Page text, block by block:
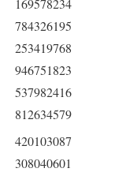
784326195
253419768
946751823
537982416
812634579
420103087
308040601